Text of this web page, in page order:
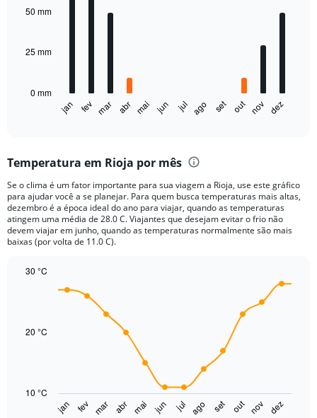
with
The
Range:
categories.
The
chart
has
1
axis
displaying
jan fev mar abr mai jun jul ago set out nov dez
0 mm
25 mm
50 mm
Temperatura em Rioja por mês
Se o clima é um fator importante para sua viagem a Rioja, use este gráfico
para ajudar você a se planejar. Para quem busca temperaturas mais altas,
dezembro é a época ideal do ano para viajar, quando as temperaturas
atingem uma média de 28.0 C. Viajantes que desejam evitar o frio não
devem viajar em junho, quando as temperaturas normalmente são mais
baixas (por volta de 11.0 C).
data
has
jan fev mar abr mai jun jul ago set out nov dez
10 °C
20 °C
30 °C